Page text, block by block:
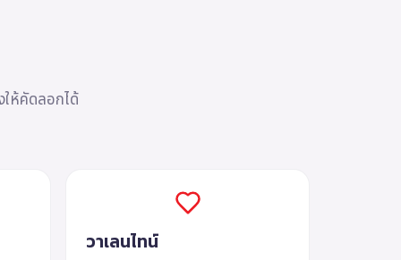
ห้คัดลอกได้
วาเลนไทน์